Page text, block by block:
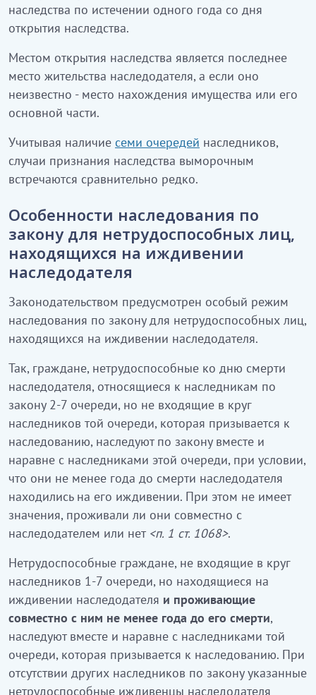
наследства по истечении одного года со дня
открытия наследства.
Местом открытия наследства является последнее
место жительства наследодателя, а если оно
неизвестно - место нахождения имущества или его
основной части.
Учитывая наличие семи очередей наследников,
случаи признания наследства выморочным
встречаются сравнительно редко.
Особенности наследования по
закону для нетрудоспособных лиц,
находящихся на иждивении
наследодателя
Законодательством предусмотрен особый режим
наследования по закону для нетрудоспособных лиц,
находящихся на иждивении наследодателя.
Так, граждане, нетрудоспособные ко дню смерти
наследодателя, относящиеся к наследникам по
закону 2-7 очереди, но не входящие в круг
наследников той очереди, которая призывается к
наследованию, наследуют по закону вместе и
наравне с наследниками этой очереди, при условии,
что они не менее года до смерти наследодателя
находились на его иждивении. При этом не имеет
значения, проживали ли они совместно с
наследодателем или нет <п. 1 ст. 1068>.
Нетрудоспособные граждане, не входящие в круг
наследников 1-7 очереди, но находящиеся на
иждивении наследодателя и проживающие
совместно с ним не менее года до его смерти,
наследуют вместе и наравне с наследниками той
очереди, которая призывается к наследованию. При
отсутствии других наследников по закону указанные
нетрудоспособные иждивенцы наследодателя